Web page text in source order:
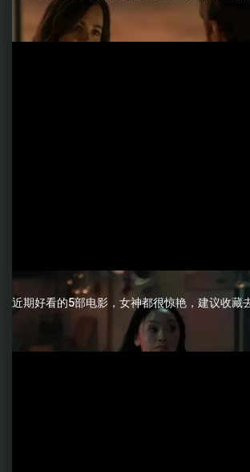
近期好看的5部电影，女神都很惊艳，建议收藏